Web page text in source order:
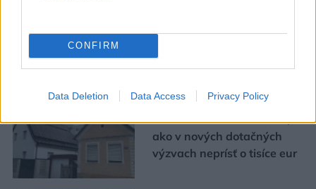
CONFIRM
Data Deletion Data Access Privacy Policy
fázy
Urob si sám
Chystáte sa zatepľovať
alebo meniť kotol? Návod,
ako v nových dotačných
výzvach neprísť o tisíce eur